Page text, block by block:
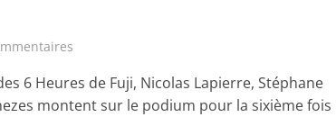
6 Heures de Fuji, Nicolas Lapierre, Stéphane
montent sur le podium pour la sixième fois